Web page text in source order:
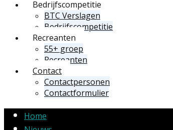
Bedrijfscompetitie
BTC Verslagen
Bedrijfscompetitie
Recreanten
55+ groep
Recreanten
Contact
Contactpersonen
Contactformulier
Home